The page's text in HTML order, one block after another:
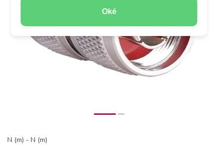
Oké
N (m) - N (m)